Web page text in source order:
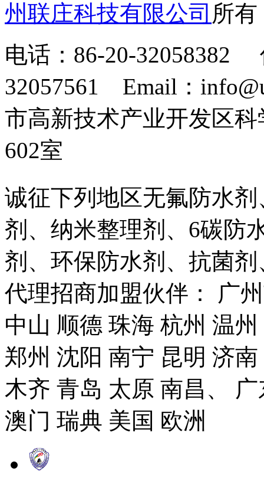
州联庄科技有限公司 所
电话：86-20-32058382
32057561 Email：
市高新技术产业开发区
602室
诚征下列地区无氟防水
剂、纳米整理剂、6碳防
剂、环保防水剂、抗菌
代理招商加盟伙伴： 广
中山 顺德 珠海 杭州 温
郑州 沈阳 南宁 昆明 济
木齐 青岛 太原 南昌、
澳门 瑞典 美国 欧洲